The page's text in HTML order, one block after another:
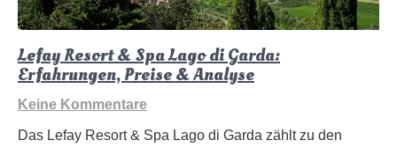
Lefay Resort & Spa Lago di Garda:
Erfahrungen, Preise & Analyse
Keine Kommentare
Das Lefay Resort & Spa Lago di Garda zählt zu den